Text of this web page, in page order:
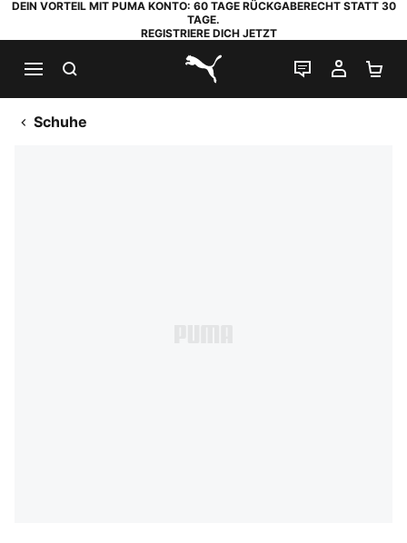
DEIN VORTEIL MIT PUMA KONTO: 60 TAGE RÜCKGABERECHT STATT 30
TAGE.
REGISTRIERE DICH JETZT
PUMA.com
LIVE-CHAT
MEIN
Schuhe